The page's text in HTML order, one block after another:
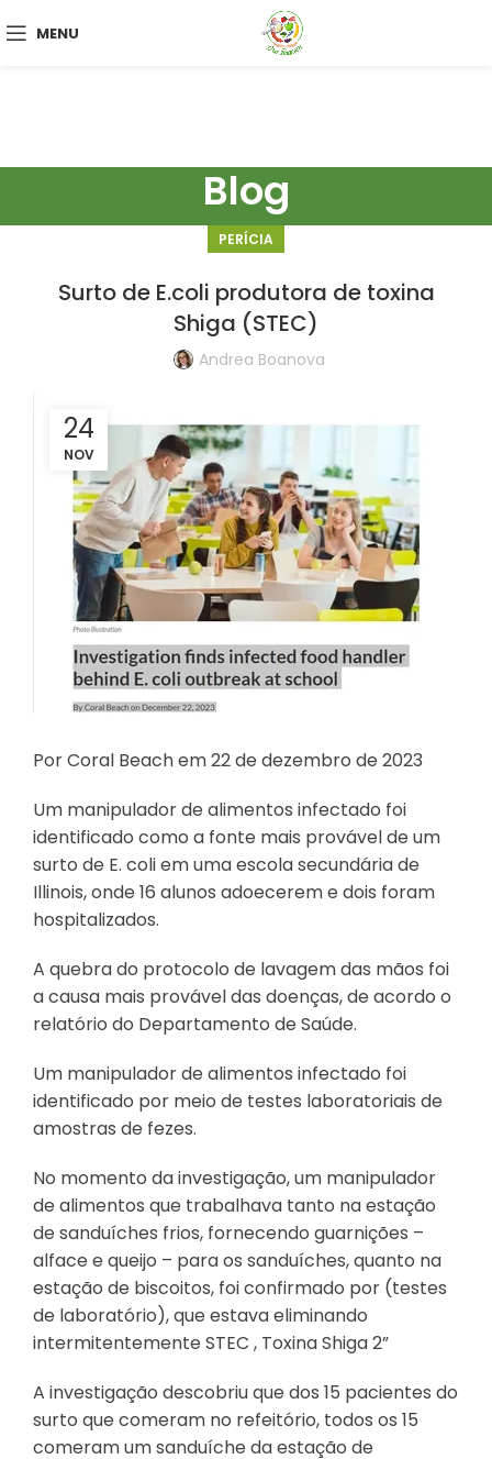
MENU
Blog
PERÍCIA
Surto de E.coli produtora de toxina
Shiga (STEC)
Andrea Boanova
24
NOV
Por Coral Beach em 22 de dezembro de 2023
Um manipulador de alimentos infectado foi
identificado como a fonte mais provável de um
surto de E. coli em uma escola secundária de
Illinois, onde 16 alunos adoecerem e dois foram
hospitalizados.
A quebra do protocolo de lavagem das mãos foi
a causa mais provável das doenças, de acordo o
relatório do Departamento de Saúde.
Um manipulador de alimentos infectado foi
identificado por meio de testes laboratoriais de
amostras de fezes.
No momento da investigação, um manipulador
de alimentos que trabalhava tanto na estação
de sanduíches frios, fornecendo guarnições –
alface e queijo – para os sanduíches, quanto na
estação de biscoitos, foi confirmado por (testes
de laboratório), que estava eliminando
intermitentemente STEC , Toxina Shiga 2”
A investigação descobriu que dos 15 pacientes do
surto que comeram no refeitório, todos os 15
comeram um sanduíche da estação de